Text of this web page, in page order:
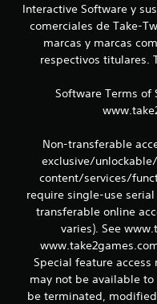
Interactive Software y
comerciales de Take-
marcas y marcas
respectivos titulares.
Software Terms of
Non-transferable
exclusive/
content/services/
require single-use
transferable online
varies). See
Special feature
may not be available
be terminated,